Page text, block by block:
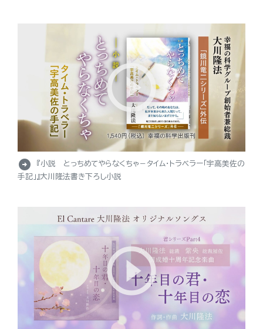
arrow_circle_right
『小説 とっちめてやらなくちゃ－タイム・トラベラー「宇高美佐の
手記」』大川隆法書き下ろし小説